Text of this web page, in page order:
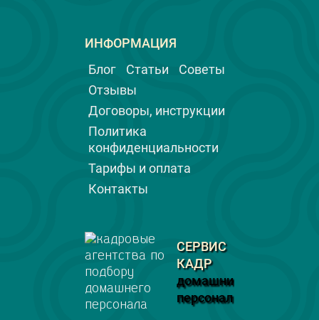
ИНФОРМАЦИЯ
Блог
Статьи
Советы
Отзывы
Договоры, инструкции
Политика
конфиденциальности
Тарифы и оплата
Контакты
СЕРВИС
КАДР
домашний
персонал